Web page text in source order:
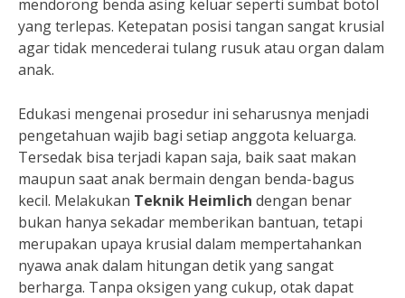
mendorong benda asing keluar seperti sumbat botol
yang terlepas. Ketepatan posisi tangan sangat krusial
agar tidak mencederai tulang rusuk atau organ dalam
anak.
Edukasi mengenai prosedur ini seharusnya menjadi
pengetahuan wajib bagi setiap anggota keluarga.
Tersedak bisa terjadi kapan saja, baik saat makan
maupun saat anak bermain dengan benda-bagus
kecil. Melakukan Teknik Heimlich dengan benar
bukan hanya sekadar memberikan bantuan, tetapi
merupakan upaya krusial dalam mempertahankan
nyawa anak dalam hitungan detik yang sangat
berharga. Tanpa oksigen yang cukup, otak dapat